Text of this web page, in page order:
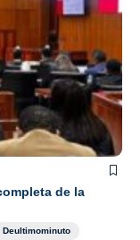
de la
Deultimominuto